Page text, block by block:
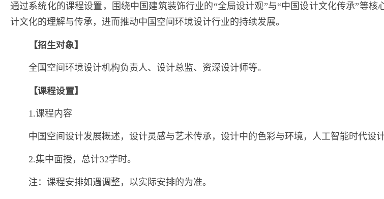
通过系统化的课程设置，围绕中国建筑装饰行业的“全局设计观”与“中国设计文化传承”等
计文化的理解与传承，进而推动中国空间环境设计行业的持续发展。
【招生对象】
全国空间环境设计机构负责人、设计总监、资深设计师等。
【课程设置】
1.课程内容
中国空间设计发展概述，设计灵感与艺术传承，设计中的色彩与环境，人工智能时代设
2.集中面授，总计32学时。
注：课程安排如遇调整，以实际安排的为准。